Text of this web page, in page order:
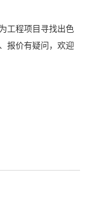
工程项目寻找出色
报价有疑问，欢迎